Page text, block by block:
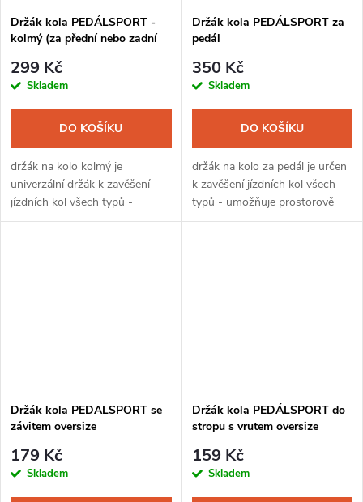
Držák kola PEDÁLSPORT -
kolmý (za přední nebo zadní
299 Kč
Skladem
DO KOŠÍKU
držák na kolo kolmý je
univerzální držák k zavěšení
jízdních kol všech typů -
polstrování háku zabraňuje
Držák kola PEDÁLSPORT za
pedál
350 Kč
Skladem
DO KOŠÍKU
držák na kolo za pedál je určen
k zavěšení jízdních kol všech
typů - umožňuje prostorově
velice úsporné uložení kola
Držák kola PEDALSPORT se
závitem oversize
179 Kč
Skladem
Držák kola PEDÁLSPORT do
stropu s vrutem oversize
159 Kč
Skladem